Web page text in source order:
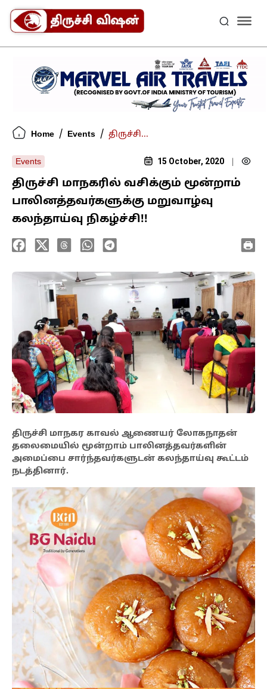
Home / Events / திருச்சி...
Events 15 October, 2020
திருச்சி மாநகரில் வசிக்கும் மூன்றாம்
பாலினத்தவர்களுக்கு மறுவாழ்வு
கலந்தாய்வு நிகழ்ச்சி!!
திருச்சி மாநகர காவல் ஆணையர் லோகநாதன்
தலைமையில் மூன்றாம் பாலினத்தவர்களின்
அமைப்பை சார்ந்தவர்களுடன் கலந்தாய்வு கூட்டம்
நடத்தினார்.